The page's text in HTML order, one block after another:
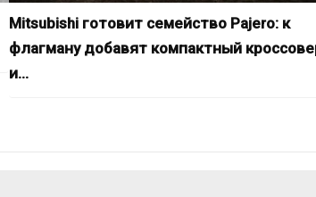
Mitsubishi готовит семейство Pajero: к
флагману добавят компактный
и…